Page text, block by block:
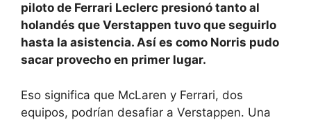
piloto de Ferrari Leclerc presionó tanto al
holandés que Verstappen tuvo que seguirlo
hasta la asistencia. Así es como Norris pudo
sacar provecho en primer lugar.
Eso significa que McLaren y Ferrari, dos
equipos, podrían desafiar a Verstappen. Una